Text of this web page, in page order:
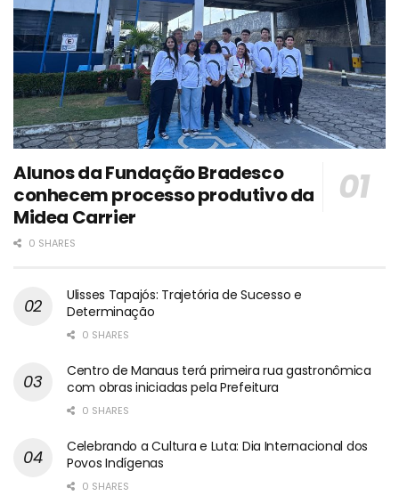
Alunos da Fundação Bradesco
conhecem processo produtivo da
Midea Carrier
0 SHARES
Ulisses Tapajós: Trajetória de Sucesso e
Determinação
0 SHARES
Centro de Manaus terá primeira rua gastronômica
com obras iniciadas pela Prefeitura
0 SHARES
Celebrando a Cultura e Luta: Dia Internacional dos
Povos Indígenas
0 SHARES